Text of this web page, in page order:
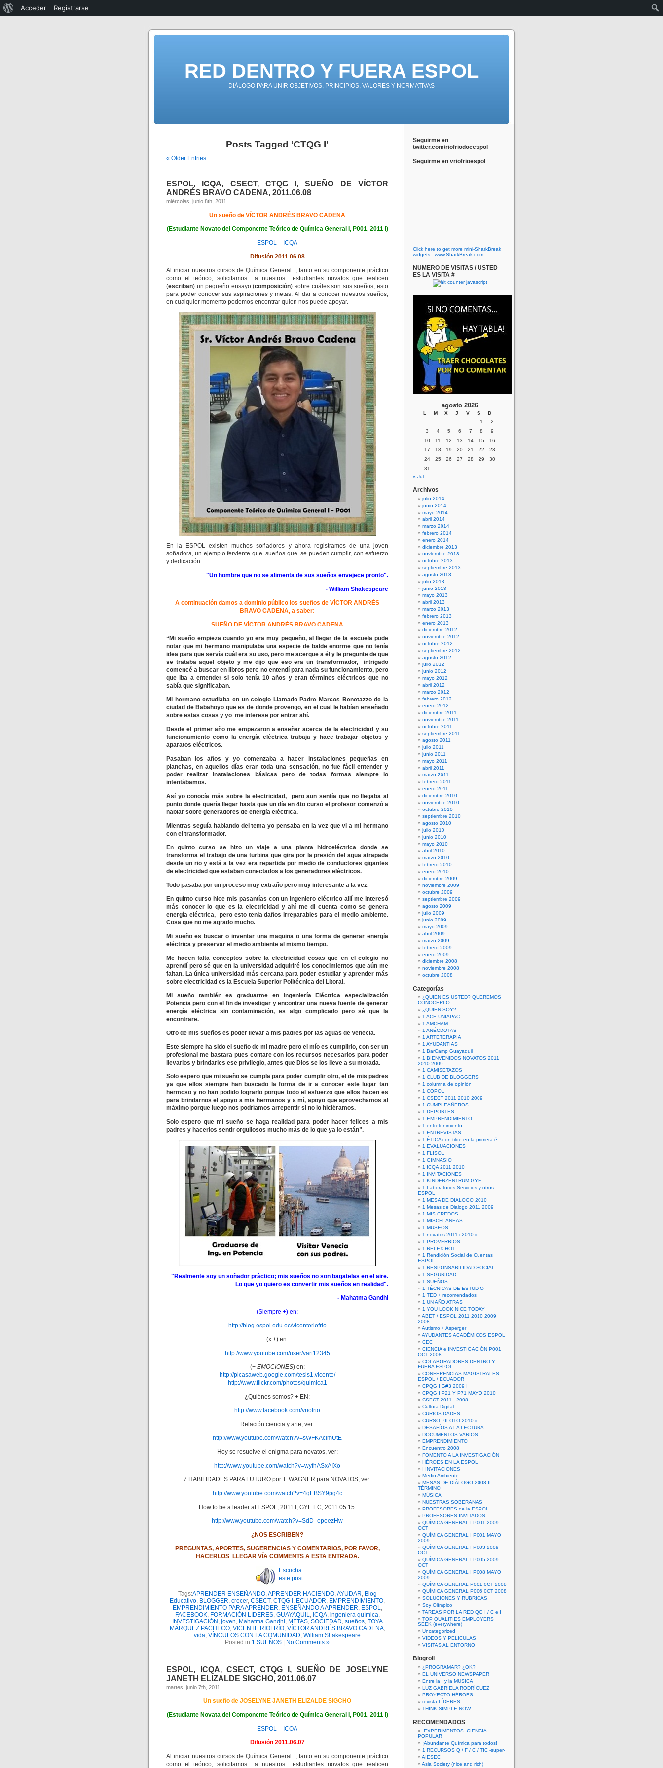
RED DENTRO Y FUERA ESPOL
DIÁLOGO PARA UNIR OBJETIVOS, PRINCIPIOS, VALORES Y NORMATIVAS
Posts Tagged ‘CTQG I’
« Older Entries
ESPOL, ICQA, CSECT, CTQG I, SUEÑO DE VÍCTOR
ANDRÉS BRAVO CADENA, 2011.06.08
miércoles, junio 8th, 2011
Un sueño de VÍCTOR ANDRÉS BRAVO CADENA
(Estudiante Novato del Componente Teórico de Química General I, P001, 2011 i)
ESPOL – ICQA
Difusión 2011.06.08
Al iniciar nuestros cursos de Química General I, tanto en su componente práctico
como el teórico, solicitamos a nuestros estudiantes novatos que realicen
(escriban) un pequeño ensayo (composición) sobre cuáles son sus sueños, esto
para poder conocer sus aspiraciones y metas. Al dar a conocer nuestros sueños,
en cualquier momento podemos encontrar quien nos puede apoyar.
En la ESPOL existen muchos soñadores y ahora registramos de una joven
soñadora, un ejemplo ferviente que sueños que se pueden cumplir, con esfuerzo
y dedicación.
"Un hombre que no se alimenta de sus sueños envejece pronto".
- William Shakespeare
A continuación damos a dominio público los sueños de VÍCTOR ANDRÉS
BRAVO CADENA, a saber:
SUEÑO DE VÍCTOR ANDRÉS BRAVO CADENA
“Mi sueño empieza cuando yo era muy pequeño, al llegar de la escuela pude
notar que mi hermano manipulaba una especie de balde enorme que no tenía
idea para que servía cuál era su uso, pero me acerque a él y le pregunte de que
se trataba aquel objeto y me dijo que eso era un transformador, intrigado
comencé a buscar en libros pero no entendí para nada su funcionamiento, pero
que iba a entender si solo tenía 10 años y eran términos eléctricos que no
sabía que significaban.
Mi hermano estudiaba en un colegio Llamado Padre Marcos Benetazzo de la
ciudad de Babahoyo que es de donde provengo, en el cual le habían enseñado
sobre estas cosas y yo me interese por entrar ahí.
Desde el primer año me empezaron a enseñar acerca de la electricidad y su
funcionamiento como la energía eléctrica trabaja y hace trabajar objetos y
aparatos eléctricos.
Pasaban los años y yo comenzaba a hacer instalaciones pequeñas en
planchas, en aquellos días eran toda una sensación, no fue fácil entender y
poder realizar instalaciones básicas pero de todas formas siempre lo
intentábamos.
Así yo conocía más sobre la electricidad, pero aun sentía que no llegaba al
punto donde quería llegar hasta que un día en 4to curso el profesor comenzó a
hablar sobre generadores de energía eléctrica.
Mientras seguía hablando del tema yo pensaba en la vez que vi a mi hermano
con el transformador.
En quinto curso se hizo un viaje a una planta hidroeléctrica donde se
transforma el trabajo de una turbina que gira por la presión del agua atrapada
desde un rio y está a la vez era repartida por medio de conductores gigantes
de electricidad que estaban conectados a los generadores eléctricos.
Todo pasaba por un proceso muy extraño pero muy interesante a la vez.
En quinto curso hice mis pasantías con un ingeniero eléctrico allí me interesó
más conocer lo que es la electricidad y ahí me di cuenta como se genera
energía eléctrica, pero esto tenia daños irreparables para el medio ambiente.
Cosa que no me agrado mucho.
Mi sueño es buscar o inventar una maquina o una forma de generar energía
eléctrica y preservar el medio ambiente al mismo tiempo.
Me hacen falta conceptos sobre la electricidad cosas que en el colegio no
aprendí pero sé que en la universidad adquiriré los conocimientos que aún me
faltan. La única universidad más cercana para poder estudiar y aprender más
sobre electricidad es la Escuela Superior Politécnica del Litoral.
Mi sueño también es graduarme en Ingeniería Eléctrica especialización
Potencia pero con el fin de investigar y encontrar una nueva fuente de generar
energía eléctrica sin contaminación, es algo complicado pero sé que la
encontrare.
Otro de mis sueños es poder llevar a mis padres por las aguas de Venecia.
Este siempre ha sido el sueño de mi madre pero el mío es cumplirlo, con ser un
profesional me bastara pues contare con los recursos necesarios para poder
llevarlos y brindarles ese privilegio, antes que Dios se los lleve a su morada.
Solo espero que mi sueño se cumpla para poder cumplir otro, el de mis padres
ya que ellos siempre han buscado la forma de ir a conocer este lugar tan
hermoso y no han podido lograrlo porque todo el esfuerzo que ellos hacen es
para brindarnos el apoyo a mis hermanos y a mí, apoyo que aprovechamos al
máximo porque luego nos podríamos arrepentir si no lo hiciéramos.
Solo espero que mi sueño se haga realidad para poder hacer felices a mis
padres y hacerlos sentir orgullosos mucho más de lo que ya lo están”.
"Realmente soy un soñador práctico; mis sueños no son bagatelas en el aire.
Lo que yo quiero es convertir mis sueños en realidad".
- Mahatma Gandhi
(Siempre +) en:
http://blog.espol.edu.ec/vicenteriofrio
(x +) en:
http://www.youtube.com/user/vart12345
(+ EMOCIONES) en:
http://picasaweb.google.com/tesis1.vicente/
http://www.flickr.com/photos/quimica1
¿Quiénes somos? + EN:
http://www.facebook.com/vriofrio
Relación ciencia y arte, ver:
http://www.youtube.com/watch?v=sWFKAcimUtE
Hoy se resuelve el enigma para novatos, ver:
http://www.youtube.com/watch?v=wyfnASxAIXo
7 HABILIDADES PARA FUTURO por T. WAGNER para NOVATOS, ver:
http://www.youtube.com/watch?v=4qEBSY9pg4c
How to be a leader at ESPOL, 2011 I, GYE EC, 2011.05.15.
http://www.youtube.com/watch?v=SdD_epeezHw
¿NOS ESCRIBEN?
PREGUNTAS, APORTES, SUGERENCIAS Y COMENTARIOS, POR FAVOR,
HACERLOS LLEGAR VÍA COMMENTS A ESTA ENTRADA.
Escucha
este post
Tags:APRENDER ENSEÑANDO,APRENDER HACIENDO,AYUDAR, Blog
Educativo, BLOGGER, crecer, CSECT, CTQG I , ECUADOR, EMPRENDIMIENTO,
EMPRENDIMIENTO PARA APRENDER, ENSEÑANDO A APRENDER, ESPOL,
FACEBOOK, FORMACIÓN LIDERES, GUAYAQUIL, ICQA, ingeniera química,
INVESTIGACIÓN , joven, Mahatma Gandhi, METAS, SOCIEDAD, sueños, TOYA
MÁRQUEZ PACHECO, VICENTE RIOFRÍO, VÍCTOR ANDRÉS BRAVO CADENA,
vida, VÍNCULOS CON LA COMUNIDAD, William Shakespeare
Posted in 1 SUEÑOS No Comments »
ESPOL, ICQA, CSECT, CTQG I, SUEÑO DE JOSELYNE
JANETH ELIZALDE SIGCHO, 2011.06.07
martes, junio 7th, 2011
Un sueño de JOSELYNE JANETH ELIZALDE SIGCHO
(Estudiante Novata del Componente Teórico de Química General I, P001, 2011 i)
ESPOL – ICQA
Difusión 2011.06.07
Al iniciar nuestros cursos de Química General I, tanto en su componente práctico
como el teórico, solicitamos a nuestros estudiantes novatos que realicen
Seguirme en
twitter.com/riofriodocespol
Seguirme en vriofrioespol
Click here to get more mini-SharkBreak
widgets - www.SharkBreak.com
NUMERO DE VISITAS / USTED
ES LA VISITA #
agosto 2026
L M X J V S
D
1
2
3
4 5 6 7 8
9
10
11 12 13 14 15
16
17
18 19 20 21 22
23
24
25 26 27 28 29
30
31
« Jul
Archivos
julio 2014
junio 2014
mayo 2014
abril 2014
marzo 2014
febrero 2014
enero 2014
diciembre 2013
noviembre 2013
octubre 2013
septiembre 2013
agosto 2013
julio 2013
junio 2013
mayo 2013
abril 2013
marzo 2013
febrero 2013
enero 2013
diciembre 2012
noviembre 2012
octubre 2012
septiembre 2012
agosto 2012
julio 2012
junio 2012
mayo 2012
abril 2012
marzo 2012
febrero 2012
enero 2012
diciembre 2011
noviembre 2011
octubre 2011
septiembre 2011
agosto 2011
julio 2011
junio 2011
mayo 2011
abril 2011
marzo 2011
febrero 2011
enero 2011
diciembre 2010
noviembre 2010
octubre 2010
septiembre 2010
agosto 2010
julio 2010
junio 2010
mayo 2010
abril 2010
marzo 2010
febrero 2010
enero 2010
diciembre 2009
noviembre 2009
octubre 2009
septiembre 2009
agosto 2009
julio 2009
junio 2009
mayo 2009
abril 2009
marzo 2009
febrero 2009
enero 2009
diciembre 2008
noviembre 2008
octubre 2008
Categorías
¿QUIEN ES USTED? QUEREMOS
CONOCERLO
¿QUIEN SOY?
1 ACE-UNIAPAC
1 AMCHAM
1 ANÉCDOTAS
1 ARTETERAPIA
1 AYUDANTIAS
1 BarCamp Guayaquil
1 BIENVENIDOS NOVATOS 2011
2010 2009
1 CAMISETAZOS
1 CLUB DE BLOGGERS
1 columna de opinión
1 COPOL
1 CSECT 2011 2010 2009
1 CUMPLEAÑEROS
1 DEPORTES
1 EMPRENDIMIENTO
1 entretenimiento
1 ENTREVISTAS
1 ÉTICA con tilde en la primera é.
1 EVALUACIONES
1 FLISOL
1 GIMNASIO
1 ICQA 2011 2010
1 INVITACIONES
1 KINDERZENTRUM GYE
1 Laboratorios Servicios y otros
ESPOL
1 MESA DE DIALOGO 2010
1 Mesas de Dialogo 2011 2009
1 MIS CREDOS
1 MISCELANEAS
1 MUSEOS
1 novatos 2011 i 2010 ii
1 PROVERBIOS
1 RELEX HOT
1 Rendición Social de Cuentas
ESPOL
1 RESPONSABILIDAD SOCIAL
1 SEGURIDAD
1 SUEÑOS
1 TÉCNICAS DE ESTUDIO
1 TED + recomendados
1 UN AÑO ATRAS
1 YOU LOOK NICE TODAY
ABET / ESPOL 2011 2010 2009
2008
Autismo + Asperger
AYUDANTES ACADÉMICOS ESPOL
CEC
CIENCIA e INVESTIGACIÓN P001
OCT 2008
COLABORADORES DENTRO Y
FUERA ESPOL
CONFERENCIAS MAGISTRALES
ESPOL / ECUADOR
CPQG I G#3 2009 I
CPQG I P21 Y P71 MAYO 2010
CSECT 2011 - 2008
Cultura Digital
CURIOSIDADES
CURSO PILOTO 2010 ii
DESAFÍOS A LA LECTURA
DOCUMENTOS VARIOS
EMPRENDIMIENTO
Encuentro 2008
FOMENTO A LA INVESTIGACIÓN
HÉROES EN LA ESPOL
I INVITACIONES
Medio Ambiente
MESAS DE DIÁLOGO 2008 II
TÉRMINO
MÚSICA
NUESTRAS SOBERANAS
PROFESORES de la ESPOL
PROFESORES INVITADOS
QUÍMICA GENERAL I P001 2009
OCT
QUÍMICA GENERAL I P001 MAYO
2009
QUÍMICA GENERAL I P003 2009
OCT
QUÍMICA GENERAL I P005 2009
OCT
QUÍMICA GENERAL I P008 MAYO
2009
QUÍMICA GENERAL P001 0CT 2008
QUÍMICA GENERAL P006 0CT 2008
SOLUCIONES Y RUBRICAS
Soy Olímpico
TAREAS POR LA RED QG I / C e I
TOP QUALITIES EMPLOYERS
SEEK (everywhere)
Uncategorized
VIDEOS Y PELICULAS
VISITAS AL ENTORNO
Blogroll
¿PROGRAMAR? ¿OK?
EL UNIVERSO NEWSPAPER
Entre la I y la MUSICA
LUZ GABRIELA RODRÍGUEZ
PROYECTO HÉROES
revista LÍDERES
THINK SIMPLE NOW...
RECOMENDADOS
-EXPERIMENTOS- CIENCIA
POPULAR
¡Abundante Química para todos!
1 RECURSOS Q / F / C / TIC -super-
AIESEC
Asia Society (nice and rich)
Acceder Registrarse